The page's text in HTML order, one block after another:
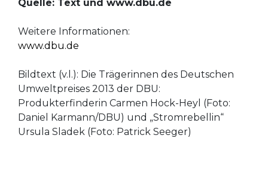
Quelle: Text und www.dbu.de
Weitere Informationen:
www.dbu.de
Bildtext (v.l.): Die Trägerinnen des Deutschen
Umweltpreises 2013 der DBU:
Produkterfinderin Carmen Hock-Heyl (Foto:
Daniel Karmann/DBU) und „Stromrebellin“
Ursula Sladek (Foto: Patrick Seeger)